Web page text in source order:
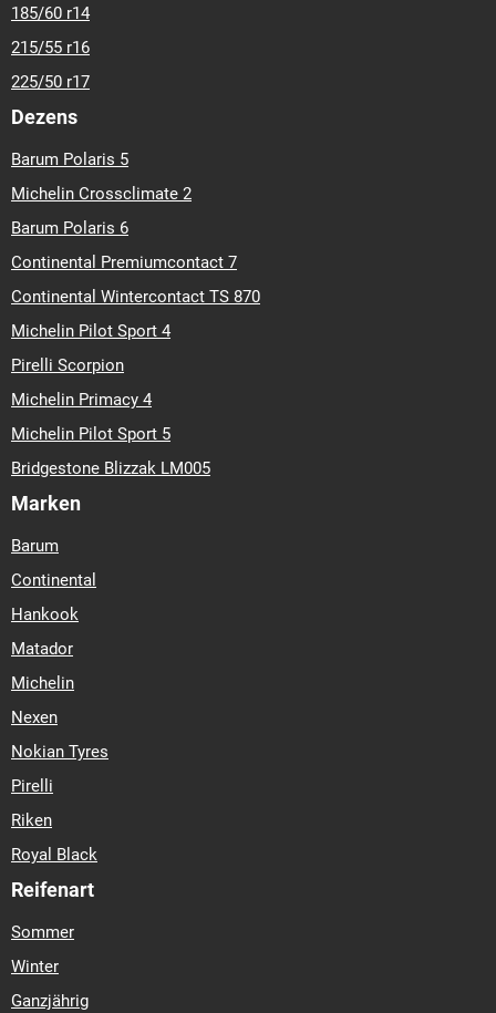
185/60 r14
215/55 r16
225/50 r17
Dezens
Barum Polaris 5
Michelin Crossclimate 2
Barum Polaris 6
Continental Premiumcontact 7
Continental Wintercontact TS 870
Michelin Pilot Sport 4
Pirelli Scorpion
Michelin Primacy 4
Michelin Pilot Sport 5
Bridgestone Blizzak LM005
Marken
Barum
Continental
Hankook
Matador
Michelin
Nexen
Nokian Tyres
Pirelli
Riken
Royal Black
Reifenart
Sommer
Winter
Ganzjährig